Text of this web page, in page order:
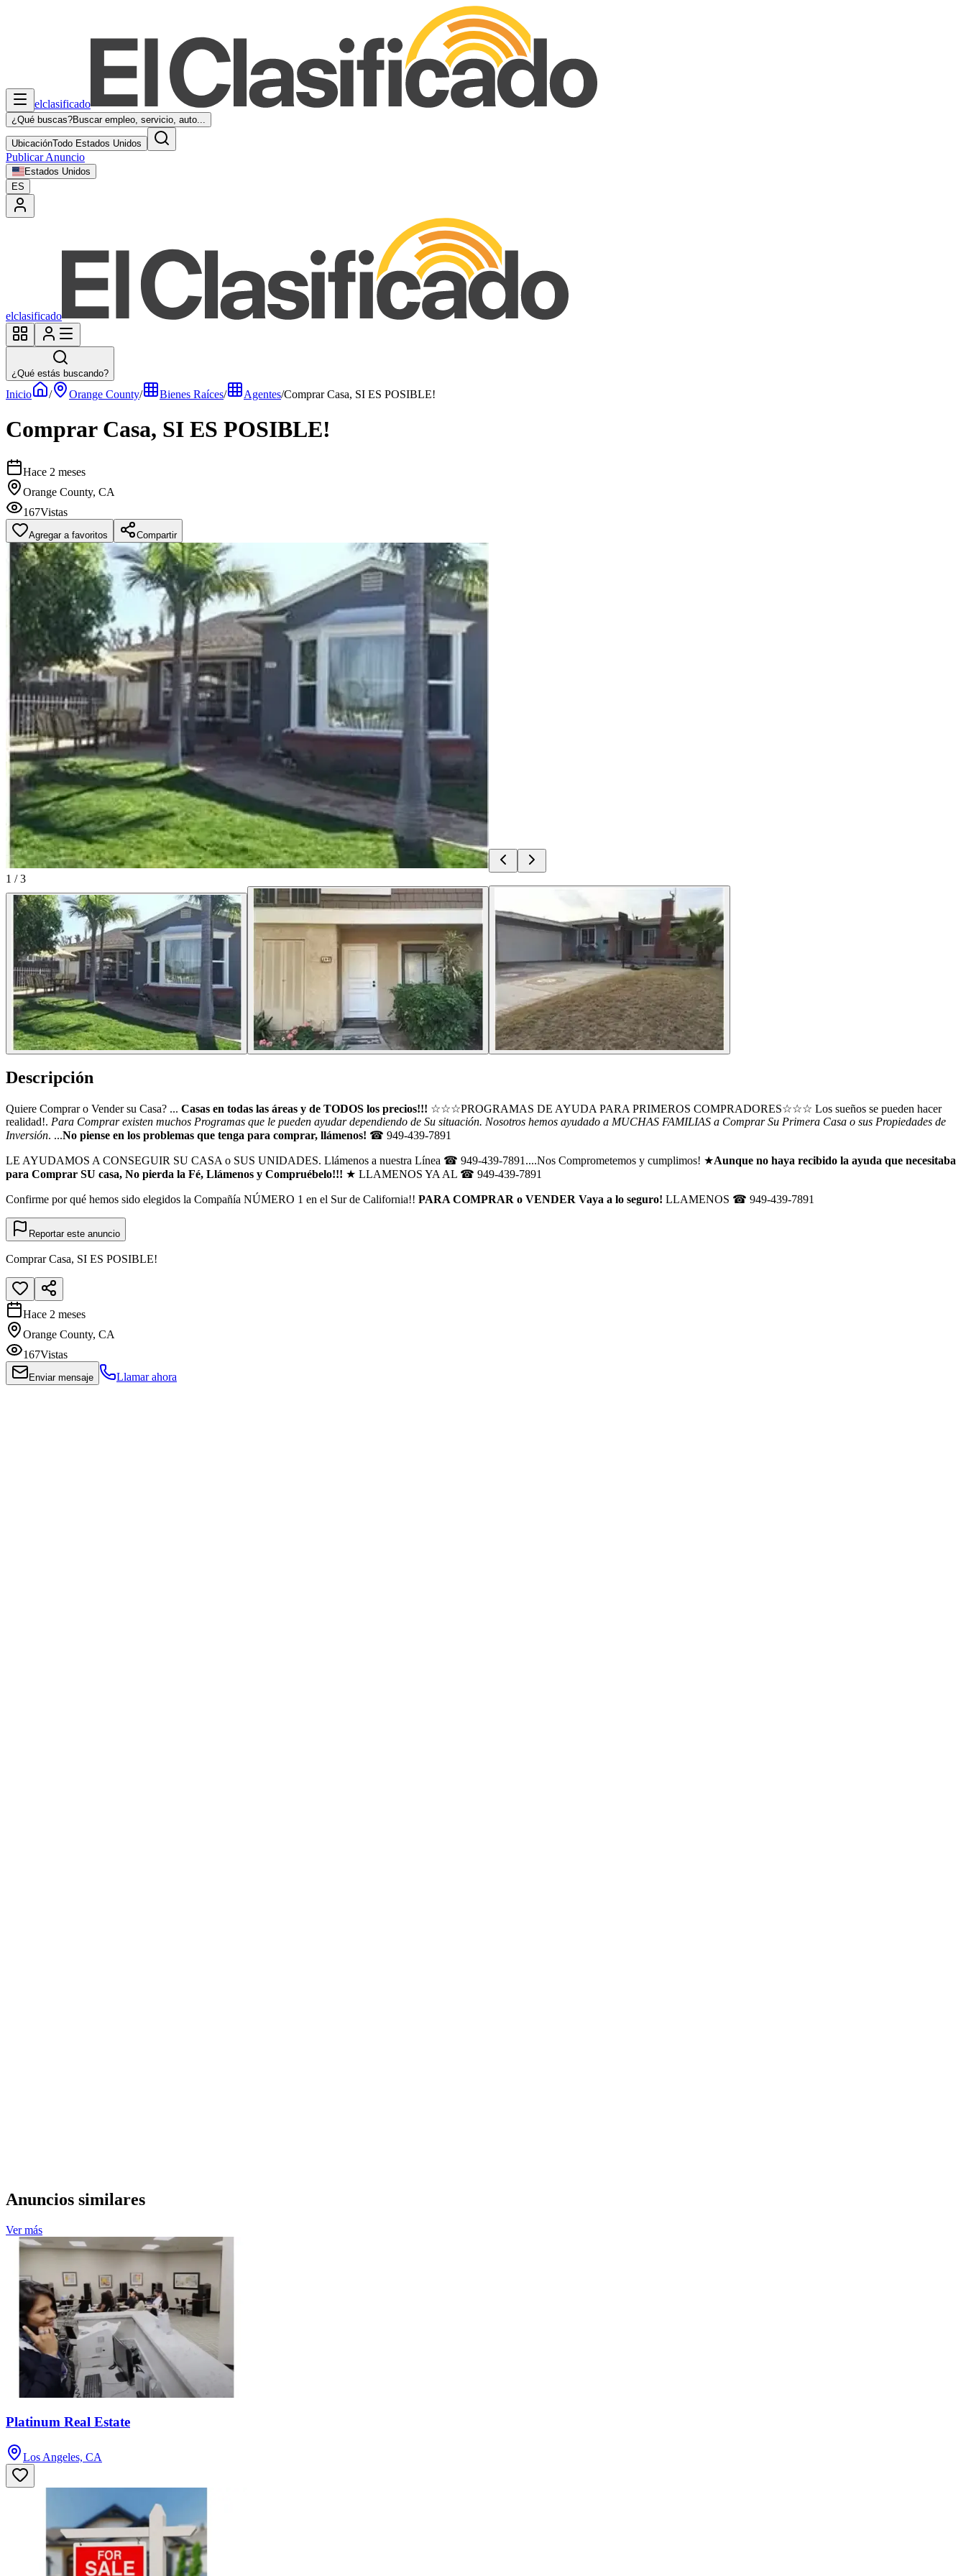
elclasificado
¿Qué buscas?Buscar empleo, servicio, auto...
UbicaciónTodo Estados Unidos
Publicar Anuncio
Estados Unidos
ES
elclasificado
¿Qué estás buscando?
Inicio / Orange County/ Bienes Raíces/ Agentes/Comprar Casa, SI ES POSIBLE!
Comprar Casa, SI ES POSIBLE!
Hace 2 meses
Orange County, CA
167Vistas
Agregar a favoritos Compartir
1 /3
Descripción
Quiere Comprar o Vender su Casa? ... Casas en todas las áreas y de TODOS los precios!!! ☆☆☆PROGRAMAS DE AYUDA PARA PRIMEROS COMPRADORES☆☆☆ Los sueños se pueden hacer
realidad!. Para Comprar existen muchos Programas que le pueden ayudar dependiendo de Su situación. Nosotros hemos ayudado a MUCHAS FAMILIAS a Comprar Su Primera Casa o sus Propiedades de
Inversión. ...No piense en los problemas que tenga para comprar, llámenos! ☎ 949-439-7891
LE AYUDAMOS A CONSEGUIR SU CASA o SUS UNIDADES. Llámenos a nuestra Línea ☎ 949-439-7891....Nos Comprometemos y cumplimos! ★Aunque no haya recibido la ayuda que necesitaba
para Comprar SU casa, No pierda la Fé, Llámenos y Compruébelo!!! ★ LLAMENOS YA AL ☎ 949-439-7891
Confirme por qué hemos sido elegidos la Compañía NÚMERO 1 en el Sur de California!! PARA COMPRAR o VENDER Vaya a lo seguro! LLAMENOS ☎ 949-439-7891
Reportar este anuncio
Comprar Casa, SI ES POSIBLE!
Hace 2 meses
Orange County, CA
167Vistas
Enviar mensaje Llamar ahora
Anuncios similares
Ver más
Platinum Real Estate
Los Angeles, CA